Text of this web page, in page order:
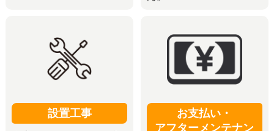
設置工事
お支払い・
アフターメンテナン